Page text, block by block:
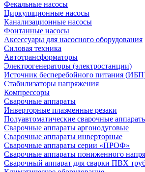
Фекальные насосы
Циркуляционные насосы
Канализационные насосы
Фонтанные насосы
Аксессуары для насосного оборудования
Силовая техника
Автотрансформаторы
Электрогенераторы (электростанции)
Источник бесперебойного питания
Стабилизаторы напряжения
Компрессоры
Сварочные аппараты
Инверторные плазменные резаки
Полуавтоматические сварочные
Сварочные аппараты аргонодуговые
Сварочные аппараты инверторные
Сварочные аппараты серии «ПРОФ»
Сварочные аппараты пониженного
Сварочный аппарат для сварки ПВХ